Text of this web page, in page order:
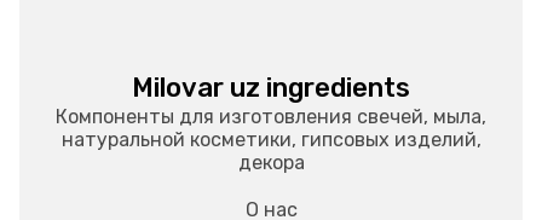
Milovar uz ingredients
Компоненты для изготовления свечей, мыла,
натуральной косметики, гипсовых изделий,
декора
О нас